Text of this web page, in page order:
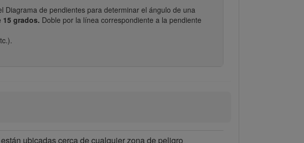
Diagrama de pendientes para determinar el ángulo de una
15 grados. Doble por la línea correspondiente a la pendiente
ubicadas cerca de cualquier zona de peligro